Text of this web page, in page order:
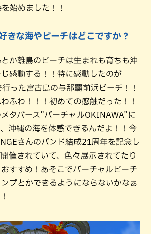
始めました！！
な海やビーチはどこですか？
か離島のビーチは生まれも育ちも沖
感動する！！特に感動したのが
った宮古島の与那覇前浜ビーチ！！
ふわ！！！初めての感触だった！！
タバース”バーチャルOKINAWA”に
沖縄の海を体感できるんだよ！！今
さんのバンド結成21周年を記念し
催されていて、色々展示されてたり
すすめ！あそこでバーチャルビーチ
プとかできるようにならないかなぁ